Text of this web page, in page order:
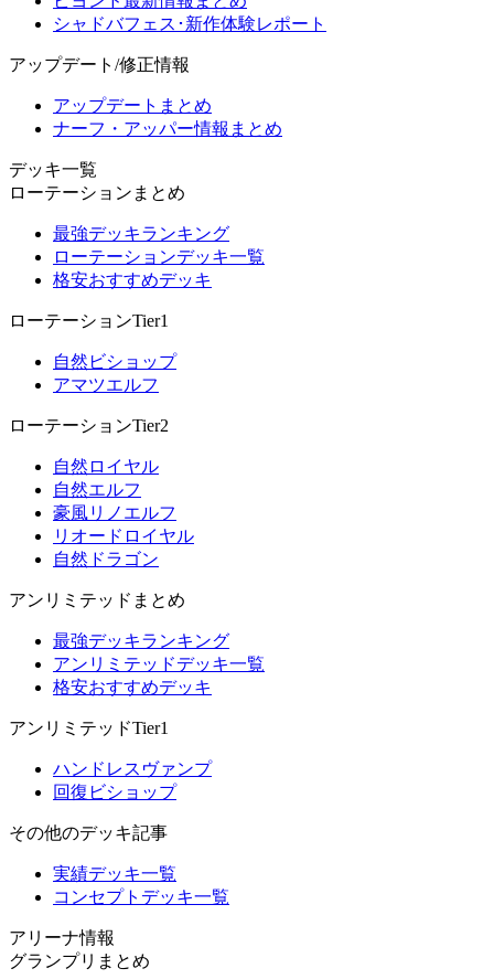
シャドバフェス･新作体験レポート
アップデート/修正情報
アップデートまとめ
ナーフ・アッパー情報まとめ
デッキ一覧
ローテーションまとめ
最強デッキランキング
ローテーションデッキ一覧
格安おすすめデッキ
ローテーションTier1
自然ビショップ
アマツエルフ
ローテーションTier2
自然ロイヤル
自然エルフ
豪風リノエルフ
リオードロイヤル
自然ドラゴン
アンリミテッドまとめ
最強デッキランキング
アンリミテッドデッキ一覧
格安おすすめデッキ
アンリミテッドTier1
ハンドレスヴァンプ
回復ビショップ
その他のデッキ記事
実績デッキ一覧
コンセプトデッキ一覧
アリーナ情報
グランプリまとめ